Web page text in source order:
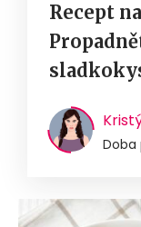
Recept
Doba